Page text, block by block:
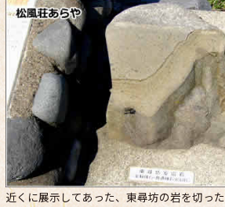
近くに展示してあった、東尋坊の岩を切っ